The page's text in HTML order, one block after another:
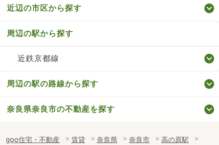
近辺の市区から探す
周辺の駅から探す
近鉄京都線
周辺の駅の路線から探す
奈良県奈良市の不動産を探す
goo住宅・不動産 賃貸 奈良県 奈良市
高の原駅